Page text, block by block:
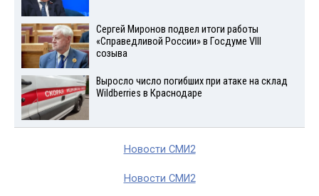
Сергей Миронов подвел итоги работы
«Справедливой России» в Госдуме VIII
созыва
Выросло число погибших при атаке на склад
Wildberries в Краснодаре
Новости СМИ2
Новости СМИ2